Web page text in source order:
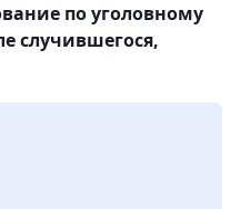
по уголовному
случившегося,